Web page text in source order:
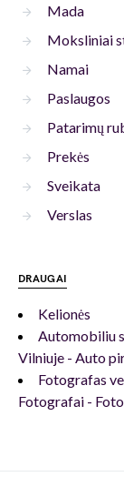
Mada
Moksliniai
Namai
Paslaugos
Patarimų
Prekės
Sveikata
Verslas
DRAUGAI
Kelionės
Automobiliu
Vilniuje - Auto
Fotografas
Fotografai -